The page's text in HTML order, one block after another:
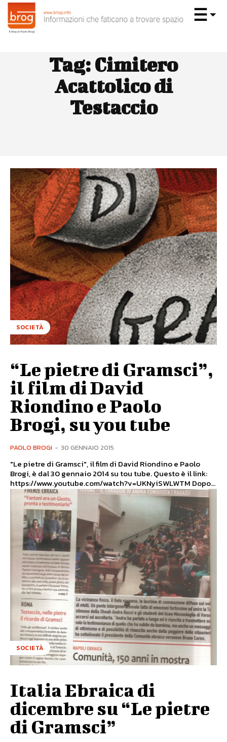
Tag: Cimitero
Acattolico di
Testaccio
SOCIETÀ
“Le pietre di Gramsci”,
il film di David
Riondino e Paolo
Brogi, su you tube
PAOLO BROGI - 30 GENNAIO 2015
"Le pietre di Gramsci", il film di David Riondino e Paolo
Brogi, è dal 30 gennaio 2014 su tou tube. Questo è il link:
https://www.youtube.com/watch?v=UKNyiSWLWTM Dopo...
SOCIETÀ
Italia Ebraica di
dicembre su “Le pietre
di Gramsci”